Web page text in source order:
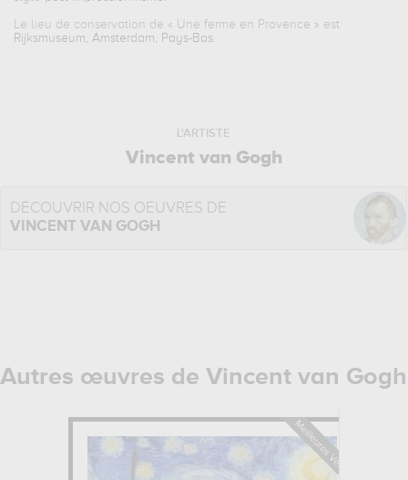
Le lieu de conservation de « Une ferme en Provence » est
Rijksmuseum, Amsterdam, Pays-Bas.
L'ARTISTE
Vincent van Gogh
DÉCOUVRIR NOS OEUVRES DE
VINCENT VAN GOGH
Autres œuvres de Vincent van Gogh